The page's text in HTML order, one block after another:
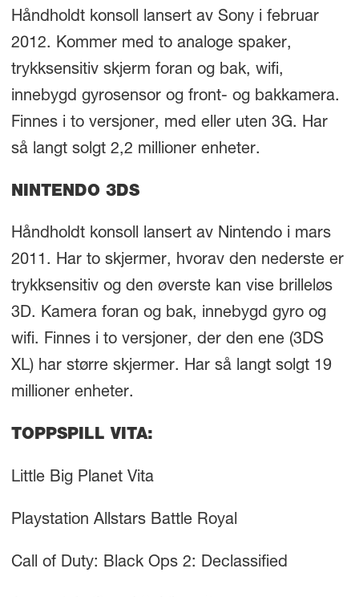
Håndholdt konsoll lansert av Sony i februar
2012. Kommer med to analoge spaker,
trykksensitiv skjerm foran og bak, wifi,
innebygd gyrosensor og front- og bakkamera.
Finnes i to versjoner, med eller uten 3G. Har
så langt solgt 2,2 millioner enheter.
NINTENDO 3DS
Håndholdt konsoll lansert av Nintendo i mars
2011. Har to skjermer, hvorav den nederste er
trykksensitiv og den øverste kan vise brilleløs
3D. Kamera foran og bak, innebygd gyro og
wifi. Finnes i to versjoner, der den ene (3DS
XL) har større skjermer. Har så langt solgt 19
millioner enheter.
TOPPSPILL VITA:
Little Big Planet Vita
Playstation Allstars Battle Royal
Call of Duty: Black Ops 2: Declassified